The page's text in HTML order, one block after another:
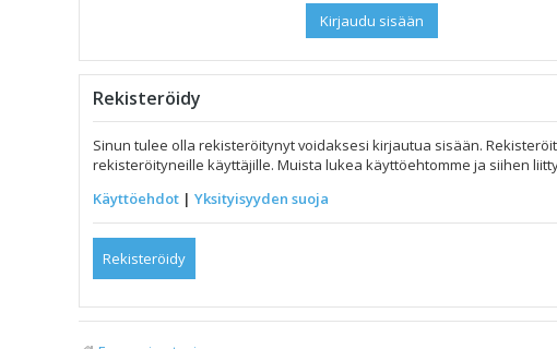
Rekisteröidy
Sinun tulee olla rekisteröitynyt voidaksesi kirjautua sisään.
rekisteröityneille käyttäjille. Muista lukea käyttöehtomme ja siihen
Käyttöehdot | Yksityisyyden suoja
Rekisteröidy